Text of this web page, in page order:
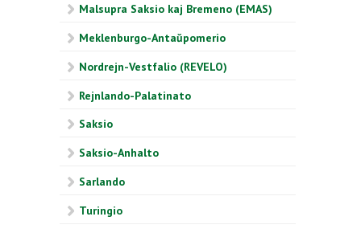
Malsupra Saksio kaj Bremeno (EMAS)
Meklenburgo-Antaŭpomerio
Nordrejn-Vestfalio (REVELO)
Rejnlando-Palatinato
Saksio
Saksio-Anhalto
Sarlando
Turingio